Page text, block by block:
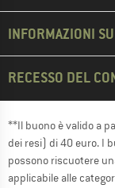
INFORMAZIONI
RECESSO DEL
**Il buono è valido a
dei resi) di 40 euro. I
possono riscuotere
applicabile alle